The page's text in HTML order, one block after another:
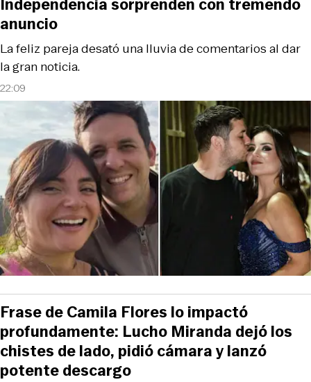
22:09
La feliz pareja desató una lluvia de comentarios al dar
la gran noticia.
Independencia sorprenden con tremendo
anuncio
Frase de Camila Flores lo impactó
profundamente: Lucho Miranda dejó los
chistes de lado, pidió cámara y lanzó
potente descargo